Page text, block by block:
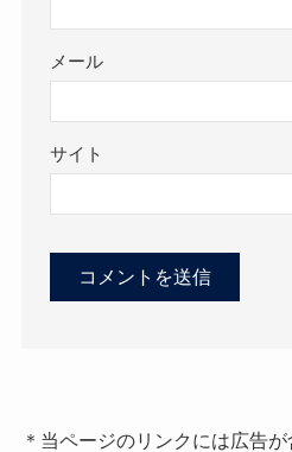
メール
サイト
＊当ページのリンクには広告